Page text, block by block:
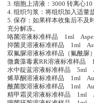
3. 细胞上清液：3000 转离心
4. 组织匀浆：将组织加入适量
5. 保存：如果样本收集后不及
充分解冻。
咯菌溶液标准样品 1ml
抑菌灵溶液标准样品 1ml
双氟脲溶液标准样品（氟酰脲
微囊藻毒素RR溶液标准样品
水中靛蓝溶液标准样品 5ml
烯草酮溶液标准样品 1ml
酰菌胺溶液标准样品 1ml
精甲霜灵溶液标准样品 1ml